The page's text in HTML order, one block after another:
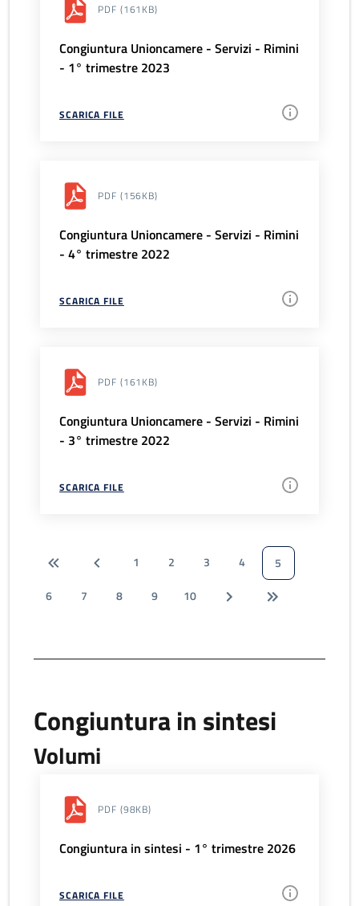
PDF (161KB)
Congiuntura Unioncamere - Servizi - Rimini
- 1° trimestre 2023
SCARICA FILE
PDF (156KB)
Congiuntura Unioncamere - Servizi - Rimini
- 4° trimestre 2022
SCARICA FILE
PDF (161KB)
Congiuntura Unioncamere - Servizi - Rimini
- 3° trimestre 2022
SCARICA FILE
1 2 3 4
5
6
7 8 9 10
Congiuntura in sintesi
Volumi
PDF (98KB)
Congiuntura in sintesi - 1° trimestre 2026
SCARICA FILE